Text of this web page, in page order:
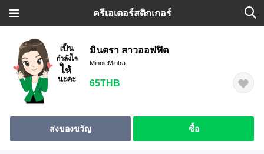
ครีเอเตอร์สติกเกอร์
มินตรา สาวออฟฟิต
MinnieMintra
65THB
ส่งของขวัญ ซื้อ